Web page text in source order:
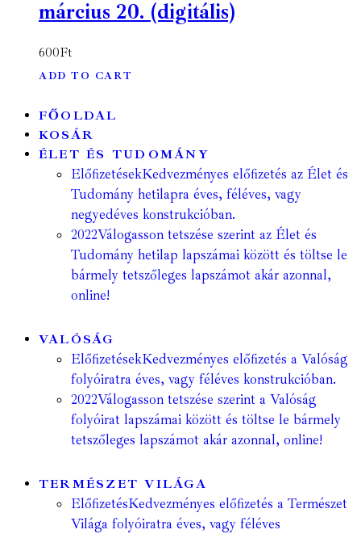
március 20. (digitális)
600Ft
ADD TO CART
FŐOLDAL
KOSÁR
ÉLET ÉS TUDOMÁNY
ElőfizetésekKedvezményes előfizetés az Élet és
Tudomány hetilapra éves, féléves, vagy
negyedéves konstrukcióban.
2022Válogasson tetszése szerint az Élet és
Tudomány hetilap lapszámai között és töltse le
bármely tetszőleges lapszámot akár azonnal,
online!
VALÓSÁG
ElőfizetésekKedvezményes előfizetés a Valóság
folyóiratra éves, vagy féléves konstrukcióban.
2022Válogasson tetszése szerint a Valóság
folyóirat lapszámai között és töltse le bármely
tetszőleges lapszámot akár azonnal, online!
TERMÉSZET VILÁGA
ElőfizetésKedvezményes előfizetés a Természet
Világa folyóiratra éves, vagy féléves